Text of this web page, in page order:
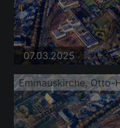
07.03.2025